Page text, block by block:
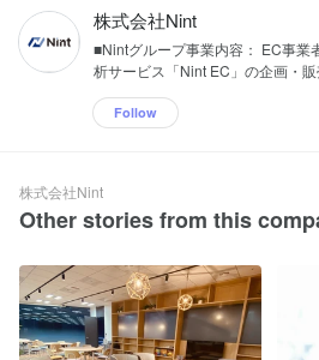
株式会社Nint
■Nintグループ事業内容： EC事業
析サービス「Nint EC」の企画・
Follow
株式会社Nint
Other stories from this